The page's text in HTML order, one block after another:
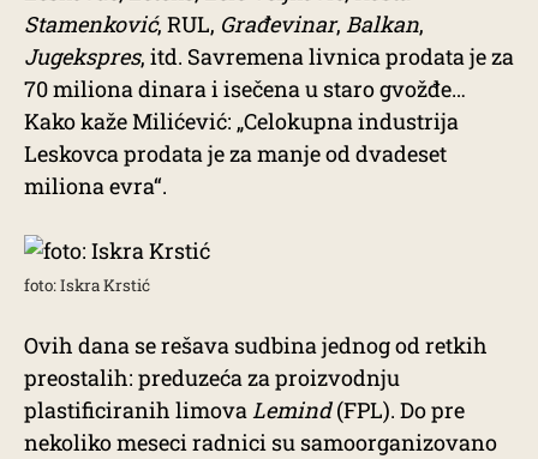
Stamenković, RUL, Građevinar, Balkan,
Jugekspres, itd. Savremena livnica prodata je za
70 miliona dinara i isečena u staro gvožđe…
Kako kaže Milićević: „Celokupna industrija
Leskovca prodata je za manje od dvadeset
miliona evra“.
foto: Iskra Krstić
Ovih dana se rešava sudbina jednog od retkih
preostalih: preduzeća za proizvodnju
plastificiranih limovaLemind(FPL). Do pre
nekoliko meseci radnici su samoorganizovano